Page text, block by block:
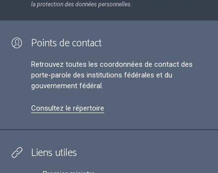
la protection des données personnelles.
Points de contact
Retrouvez toutes les coordonnées de contact des
porte-parole des institutions fédérales et du
gouvernement fédéral.
Consultez le répertoire
Liens utiles